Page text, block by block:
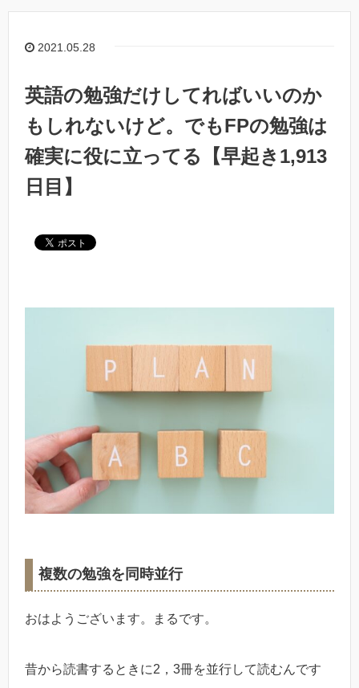
2021.05.28
英語の勉強だけしてればいいのか
もしれないけど。でもFPの勉強は
確実に役に立ってる【早起き1,913
日目】
複数の勉強を同時並行
おはようございます。まるです。
昔から読書するときに2，3冊を並行して読むんです